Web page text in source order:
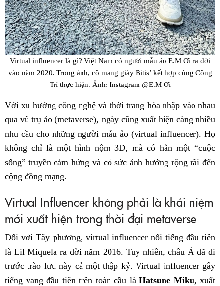
Virtual influencer là gì? Việt Nam có người mẫu ảo E.M Ơi ra đời
vào năm 2020. Trong ảnh, cô mang giày Bitis’ kết hợp cùng Công
Trí thực hiện. Ảnh: Instagram @E.M Ơi
Với xu hướng công nghệ và thời trang hòa nhập vào nhau
qua vũ trụ ảo (metaverse), ngày cũng xuất hiện càng nhiều
nhu cầu cho những người mẫu ảo (virtual influencer). Họ
không chỉ là một hình nộm 3D, mà có hẳn một “cuộc
sống” truyền cảm hứng và có sức ảnh hưởng rộng rãi đến
cộng đồng mạng.
Virtual Influencer không phải là khái niệm
mới xuất hiện trong thời đại metaverse
Đối với Tây phương, virtual influencer nổi tiếng đầu tiên
là Lil Miquela ra đời năm 2016. Tuy nhiên, châu Á đã đi
trước trào lưu này cả một thập kỷ. Virtual influencer gây
tiếng vang đầu tiên trên toàn cầu là Hatsune Miku, xuất